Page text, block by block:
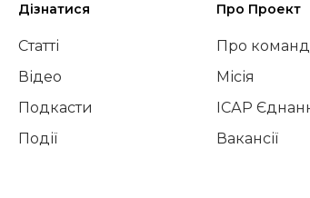
Дізнатися
Статті
Відео
Подкасти
Події
Про Проект
Про
Місія
ІСАР
Вакансії